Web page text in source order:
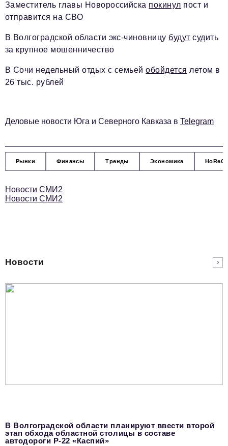
Промышленность
Общество
Транспорт
Ритейл
Образование
Новости компании
Фоторепортажи
Информационный отдел
Заместитель главы Новороссийска покинул пост и
отправится на СВО
В Волгоградской области экс-чиновницу будут судить
за крупное мошенничество
В Сочи недельный отдых с семьейобойдется летом в
26 тыс. рублей
Деловые новости Юга и Северного Кавказа в Telegram
Рынки Финансы Тренды Экономика HoReCa
Новости СМИ2
Новости СМИ2
Новости
В Волгоградской области планируют ввести второй
этап обхода областной столицы в составе
автодороги Р-22 «Каспий»